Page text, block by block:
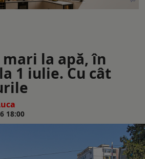
la apă, în
1 iulie. Cu cât
18:00